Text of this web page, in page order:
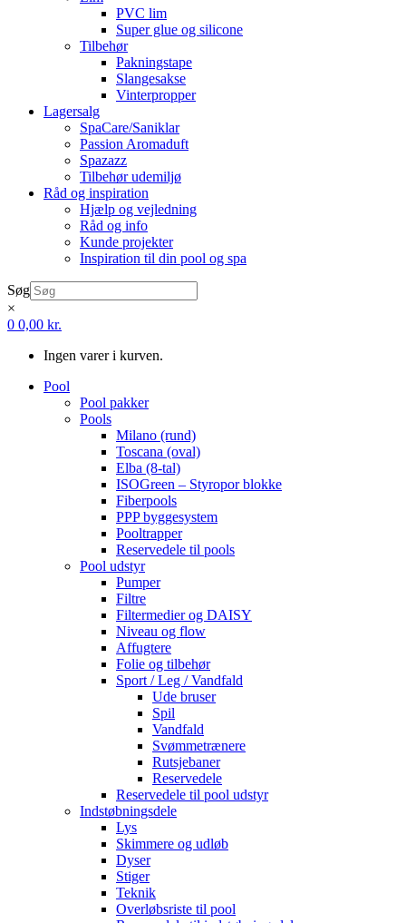
PVC lim
Super glue og silicone
Tilbehør
Pakningstape
Slangesakse
Vinterpropper
Lagersalg
SpaCare/Saniklar
Passion Aromaduft
Spazazz
Tilbehør udemiljø
Råd og inspiration
Hjælp og vejledning
Råd og info
Kunde projekter
Inspiration til din pool og spa
Søg
×
0 0,00 kr.
Ingen varer i kurven.
Pool
Pool pakker
Pools
Milano (rund)
Toscana (oval)
Elba (8-tal)
ISOGreen – Styropor blokke
Fiberpools
PPP byggesystem
Pooltrapper
Reservedele til pools
Pool udstyr
Pumper
Filtre
Filtermedier og DAISY
Niveau og flow
Affugtere
Folie og tilbehør
Sport / Leg / Vandfald
Ude bruser
Spil
Vandfald
Svømmetrænere
Rutsjebaner
Reservedele
Reservedele til pool udstyr
Indstøbningsdele
Lys
Skimmere og udløb
Dyser
Stiger
Teknik
Overløbsriste til pool